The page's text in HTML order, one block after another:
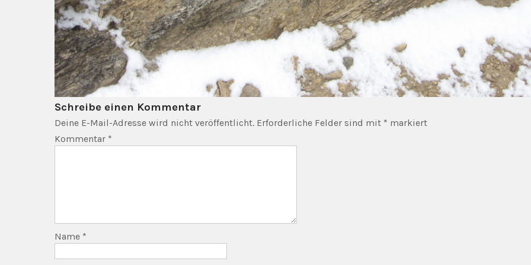
Schreibe einen Kommentar
Deine E-Mail-Adresse wird nicht veröffentlicht. Erforderliche Felder sind mit * markiert
Kommentar *
Name *